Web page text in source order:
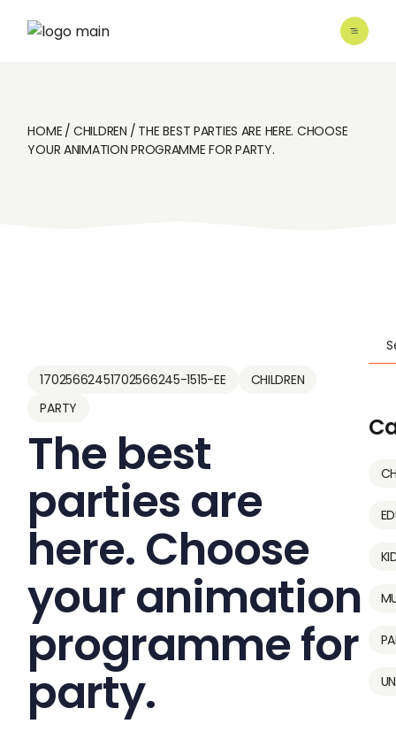
HOME CHILDREN
THE BEST PARTIES ARE HERE. CHOOSE
YOUR ANIMATION PROGRAMME FOR PARTY.
17025662451702566245-1515-EE
CHILDREN
PARTY
The best
parties are
here. Choose
your animation
programme for
party.